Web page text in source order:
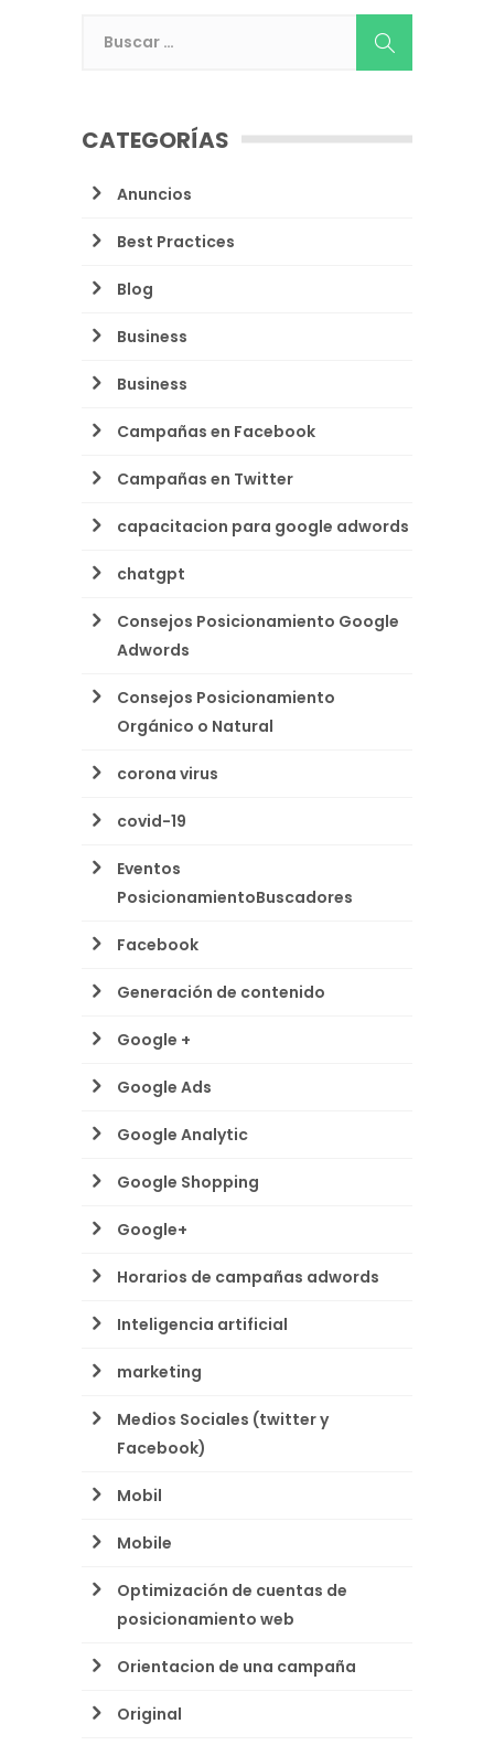
CATEGORÍAS
Anuncios
Best Practices
Blog
Business
Business
Campañas en Facebook
Campañas en Twitter
capacitacion para google adwords
chatgpt
Consejos Posicionamiento Google
Adwords
Consejos Posicionamiento
Orgánico o Natural
corona virus
covid-19
Eventos
PosicionamientoBuscadores
Facebook
Generación de contenido
Google +
Google Ads
Google Analytic
Google Shopping
Google+
Horarios de campañas adwords
Inteligencia artificial
marketing
Medios Sociales (twitter y
Facebook)
Mobil
Mobile
Optimización de cuentas de
posicionamiento web
Orientacion de una campaña
Original